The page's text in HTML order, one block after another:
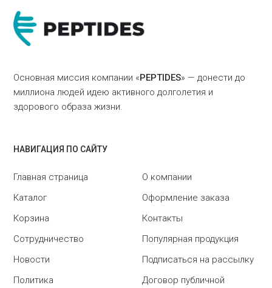
Основная миссия компании «PEPTIDES» — донести до
миллиона людей идею активного долголетия и
здорового образа жизни.
НАВИГАЦИЯ ПО САЙТУ
Главная страница
О компании
Каталог
Оформление заказа
Корзина
Контакты
Сотрудничество
Популярная продукция
Новости
Подписаться на рассылку
Политика
Договор публичной